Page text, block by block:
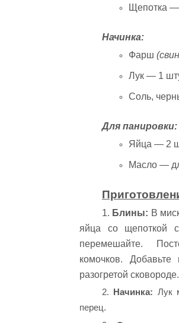
Щепотка —
Начинка:
Фарш
Лук — 1
Соль,
Для панировки:
Яйца — 2
Масло —
1. Блины: В
яйца со щепоткой
перемешайте.
комочков.
разогретой сковороде.
2. Начинка: Лук
перец.